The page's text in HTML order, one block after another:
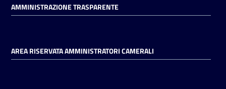
AMMINISTRAZIONE TRASPARENTE
AREA RISERVATA AMMINISTRATORI CAMERALI